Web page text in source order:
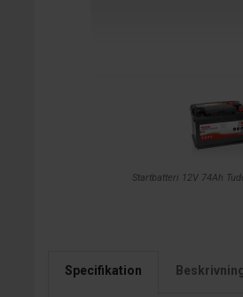
Startbatteri 12V 74Ah
Specifikation